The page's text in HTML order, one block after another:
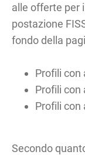
alle offerte per
postazione
fondo della
Profili con
Profili con
Profili con
Secondo